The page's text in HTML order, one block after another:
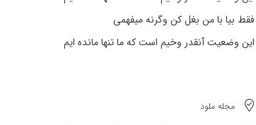
فقط بیا با من بغل کن وگرنه میفهمی
این وضعیت آنقدر وخیم است که ما تنها مانده ایم
مجله ملود